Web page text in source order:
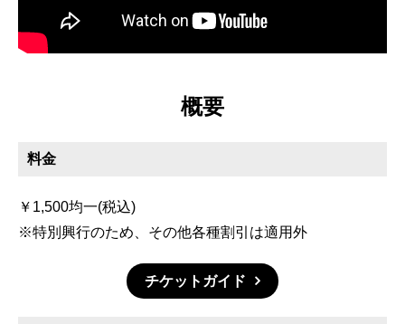
概要
料金
￥1,500均一(税込)
※特別興行のため、その他各種割引は適用外
チケットガイド